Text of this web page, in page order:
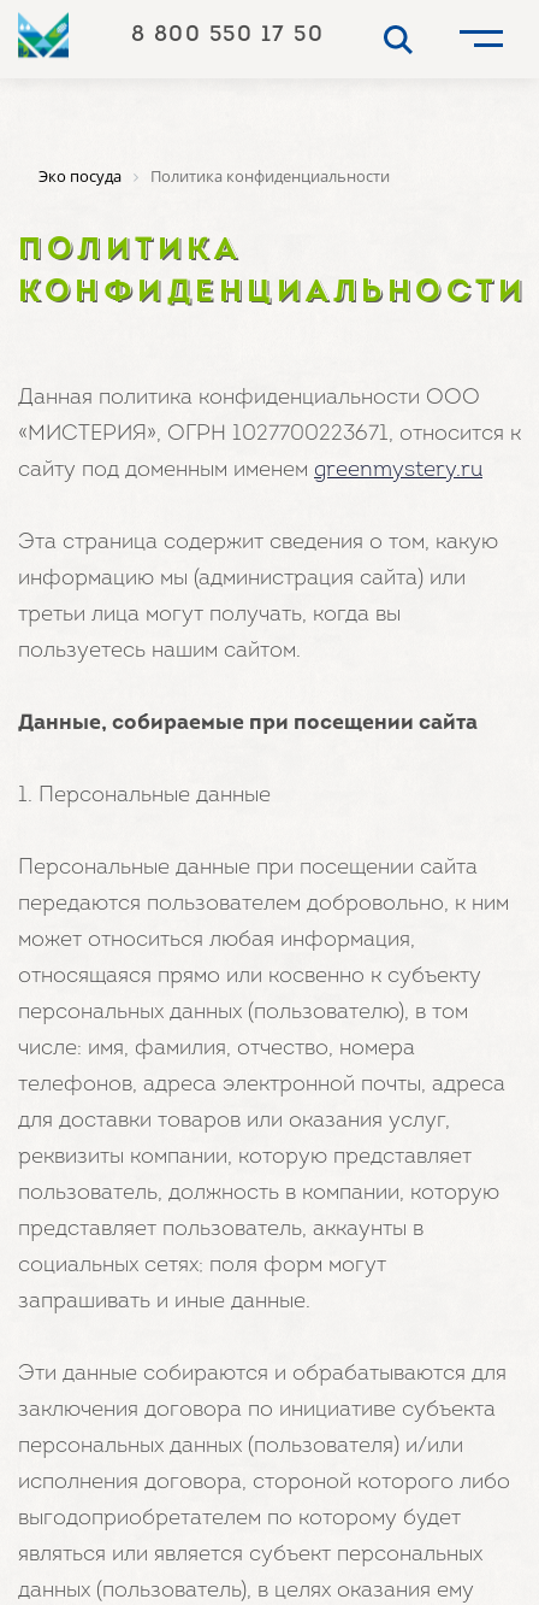
8 800 550 17 50
Эко посуда Политика конфиденциальности
ПОЛИТИКА
КОНФИДЕНЦИАЛЬНОСТИ
Данная политика конфиденциальности ООО
«МИСТЕРИЯ», ОГРН 1027700223671, относится к
сайту под доменным именем greenmystery.ru
Эта страница содержит сведения о том, какую
информацию мы (администрация сайта) или
третьи лица могут получать, когда вы
пользуетесь нашим сайтом.
Данные, собираемые при посещении сайта
1. Персональные данные
Персональные данные при посещении сайта
передаются пользователем добровольно, к ним
может относиться любая информация,
относящаяся прямо или косвенно к субъекту
персональных данных (пользователю), в том
числе: имя, фамилия, отчество, номера
телефонов, адреса электронной почты, адреса
для доставки товаров или оказания услуг,
реквизиты компании, которую представляет
пользователь, должность в компании, которую
представляет пользователь, аккаунты в
социальных сетях; поля форм могут
запрашивать и иные данные.
Эти данные собираются и обрабатываются для
заключения договора по инициативе субъекта
персональных данных (пользователя) и/или
исполнения договора, стороной которого либо
выгодоприобретателем по которому будет
являться или является субъект персональных
данных (пользователь), в целях оказания ему